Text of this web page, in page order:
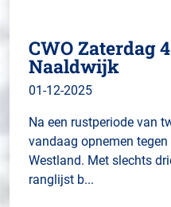
CWO Zaterdag
Naaldwijk
01-12-2025
Na een rustperiode van
vandaag opnemen
Westland. Met slechts
ranglijst b...